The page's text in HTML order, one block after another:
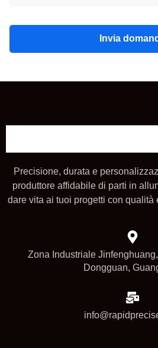
Invia
Precisione, durata e
produttore affidabile di parti in
dare vita ai tuoi progetti con qualità
Zona Industriale
Dongguan,